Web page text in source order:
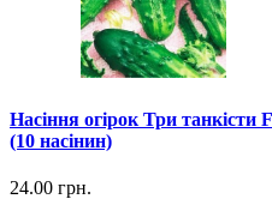
Насіння огірок Три
(10 насінин)
24.00 грн.